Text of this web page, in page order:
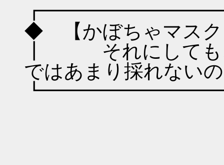
◆ 【かぼちゃマス
┃ それにしても、
ではあまり採れない